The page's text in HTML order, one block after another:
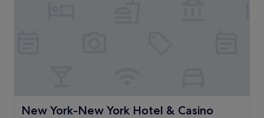
New York-New York Hotel & Casino
New York-New York Hotel & Casino